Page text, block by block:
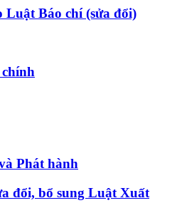
Luật Báo chí (sửa đổi)
Phát hành
đổi, bổ sung Luật Xuất